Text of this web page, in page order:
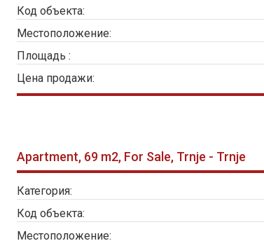
Код объекта:
Местоположение:
Площадь :
Цена продажи:
Apartment, 69 m2, For Sale, Trnje - Trnje
Категория:
Код объекта:
Местоположение: